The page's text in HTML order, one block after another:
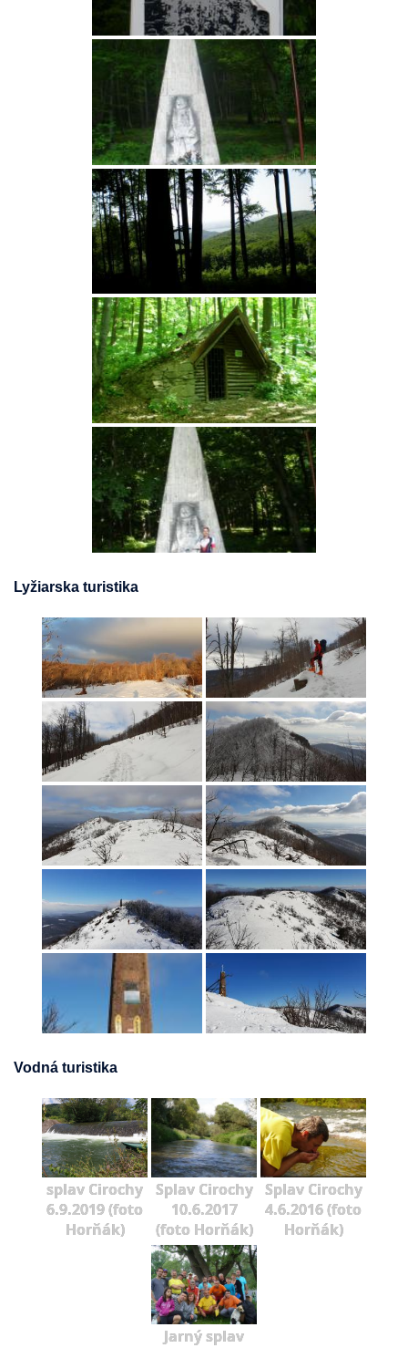
Lyžiarska turistika
Vodná turistika
splav Cirochy
6.9.2019 (foto
Horňák)
Splav Cirochy
10.6.2017
(foto Horňák)
Splav Cirochy
4.6.2016 (foto
Horňák)
Jarný splav